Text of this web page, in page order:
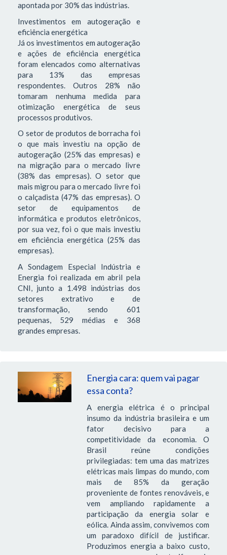
apontada por 30% das indústrias.
Investimentos em autogeração e
eficiência energética
Já os investimentos em autogeração
e ações de eficiência energética
foram elencados como alternativas
para 13% das empresas
respondentes. Outros 28% não
tomaram nenhuma medida para
otimização energética de seus
processos produtivos.
O setor de produtos de borracha foi
o que mais investiu na opção de
autogeração (25% das empresas) e
na migração para o mercado livre
(38% das empresas). O setor que
mais migrou para o mercado livre foi
o calçadista (47% das empresas). O
setor de equipamentos de
informática e produtos eletrônicos,
por sua vez, foi o que mais investiu
em eficiência energética (25% das
empresas).
A Sondagem Especial Indústria e
Energia foi realizada em abril pela
CNI, junto a 1.498 indústrias dos
setores extrativo e de
transformação, sendo 601
pequenas, 529 médias e 368
grandes empresas.
Energia cara: quem vai pagar
essa conta?
A energia elétrica é o principal
insumo da indústria brasileira e um
fator decisivo para a
competitividade da economia. O
Brasil reúne condições
privilegiadas: tem uma das matrizes
elétricas mais limpas do mundo, com
mais de 85% da geração
proveniente de fontes renováveis, e
vem ampliando rapidamente a
participação da energia solar e
eólica. Ainda assim, convivemos com
um paradoxo difícil de justificar.
Produzimos energia a baixo custo,